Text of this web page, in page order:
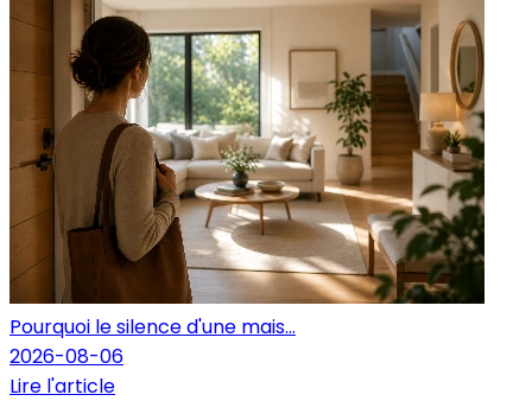
Pourquoi le silence d'une mais...
2026-08-06
Lire l'article